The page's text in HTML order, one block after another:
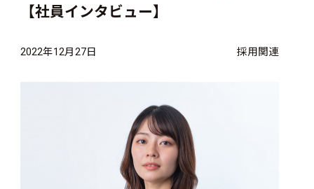
【社員インタビュー】
2022年12月27日 採用関連